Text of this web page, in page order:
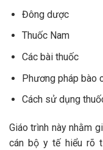
Đông dược
Thuốc Nam
Các bài thuốc
Phương pháp bào
Cách sử dụng
Giáo trình này nhằm
cán bộ y tế hiểu rõ